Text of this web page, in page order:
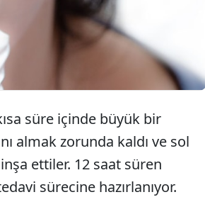
süre içinde büyük bir
almak zorunda kaldı ve sol
ettiler. 12 saat süren
sürecine hazırlanıyor.